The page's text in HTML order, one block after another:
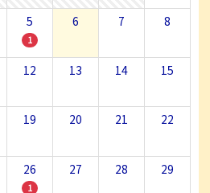
5
1
6 7 8
12 13 14 15
19 20 21 22
26
1
27 28 29